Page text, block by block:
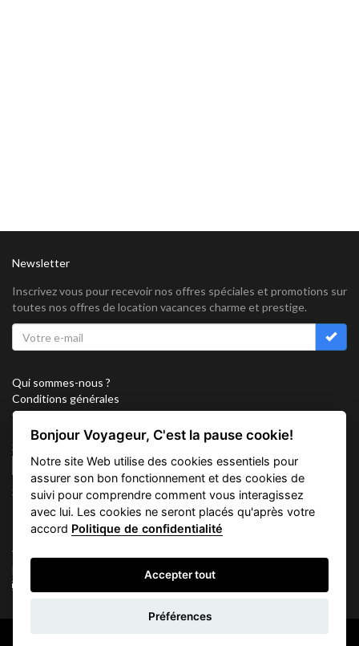
d'informations
Newsletter
Inscrivez vous pour recevoir nos offres spéciales et promotions sur
toutes nos offres de location vacances charme et prestige.
Qui sommes-nous ?
Conditions générales
Confidentialité
Partenariat
Sitemap
Cookies
Suivez nous sur
Vacation Key Corp. 2905 Point East Drive #L-215. Aventura.
FLORIDA 33160.
Bonjour Voyageur, C'est la pause cookie!
Notre site Web utilise des cookies essentiels pour
assurer son bon fonctionnement et des cookies de
suivi pour comprendre comment vous interagissez
avec lui. Les cookies ne seront placés qu'après votre
accord Politique de confidentialité
Accepter tout
Préférences